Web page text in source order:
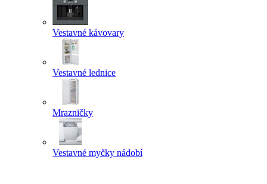
Vestavné kávovary
Vestavné lednice
Mrazničky
Vestavné myčky nádobí